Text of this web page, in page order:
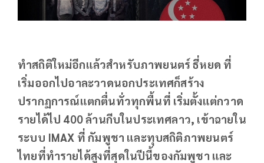
ทำสถิติใหม่อีกแล้วสำหรับภาพยนตร์ ธี่หยด ที่
เริ่มออกไปอาละวาดนอกประเทศก็สร้าง
ปรากฏการณ์แตกตื่นทั่วทุกพื้นที่ เริ่มตั้งแต่กวาด
รายได้ไป 400 ล้านกีบในประเทศลาว, เข้าฉายใน
ระบบ IMAX ที่ กัมพูชา และทุบสถิติภาพยนตร์
ไทยที่ทำรายได้สูงที่สุดในปีนี้ของกัมพูชา และ